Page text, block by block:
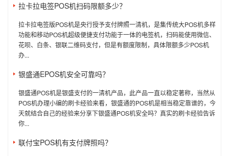
拉卡拉电签POS机扫码限额多少？
拉卡拉电签版POS机是央行授予支付牌照一清机，是集传统大POS机多样
功能和移动POS机超级便捷支付功能于一体的电签机，扫码能使用微信、
花呗、白条、银联二维码支付，但是有额度限制，具体限额多少POS机
办...
银盛通EPOS机安全可靠吗？
银盛通POS机是银盛支付的一清机产品，此产品一直以稳定著称，当然从
POS机办理小编的刷卡经验来看，银盛通的POS机是相当稳定靠谱的，今
天就结合自己的经验来分享下银盛通POS机安全吗？真实的刷卡经验告诉
你...
联付宝POS机有支付牌照吗？